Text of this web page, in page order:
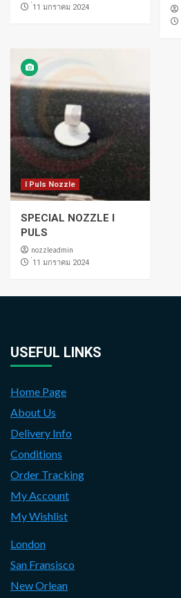
่11 มกราคม 2024
I Puls Nozzle
SPECIAL NOZZLE I
PULS
nozzleadmin
่11 มกราคม 2024
USEFUL LINKS
Home Page
About Us
Delivery Info
Conditions
Order Tracking
My Account
My Wishlist
London
San Fransisco
New Orlean